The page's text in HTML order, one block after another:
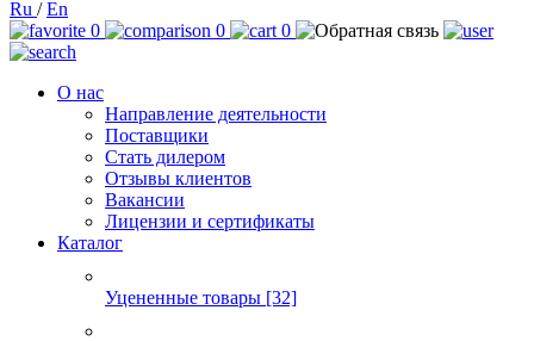
Ru /En
0
0 0
О нас
Направление деятельности
Поставщики
Стать дилером
Отзывы клиентов
Вакансии
Лицензии и сертификаты
Каталог
Уцененные товары [32]